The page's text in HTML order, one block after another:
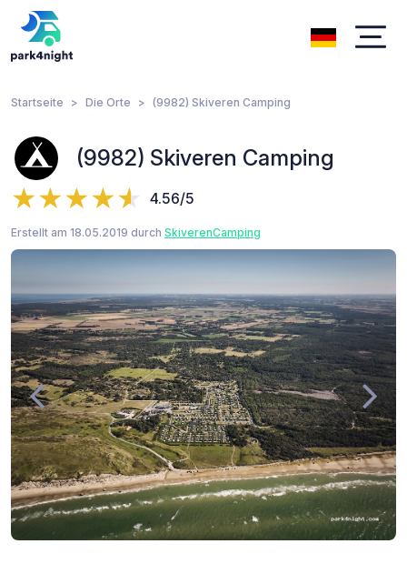
Startseite Die Orte (9982) Skiveren Camping
(9982) Skiveren Camping
4.56/5
Erstellt am 18.05.2019 durch SkiverenCamping